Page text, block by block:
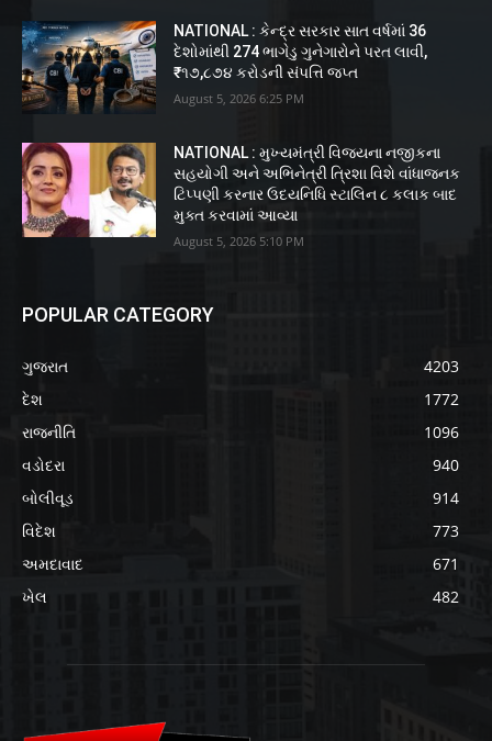
NATIONAL : કેન્દ્ર સરકાર સાત વર્ષમાં 36
દેશોમાંથી 274 ભાગેડુ ગુનેગારોને પરત લાવી,
₹૧૭,૮૭૪ કરોડની સંપત્તિ જપ્ત
August 5, 2026 6:25 PM
NATIONAL : મુખ્યમંત્રી વિજયના નજીકના
સહયોગી અને અભિનેત્રી ત્રિશા વિશે વાંધાજનક
ટિપ્પણી કરનાર ઉદયનિધિ સ્ટાલિન ૮ કલાક બાદ
મુક્ત કરવામાં આવ્યા
August 5, 2026 5:10 PM
POPULAR CATEGORY
ગુજરાત
4203
દેશ
1772
રાજનીતિ
1096
વડોદરા
940
બોલીવૂડ
914
વિદેશ
773
અમદાવાદ
671
ખેલ
482